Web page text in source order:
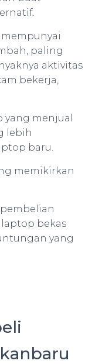
paling
aktivitas
bekerja,
yang menjual
lebih
baru.
memikirkan
bekas
yang